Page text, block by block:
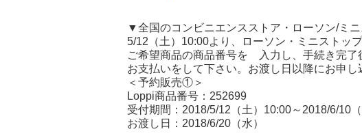
▼全国のコンビニエンスストア・ローソン/ミ
5/12（土）10:00より、ローソン・ミニストッ
ご希望商品の商品番号を 入力し、手続き完了
お支払いをして下さい。お渡し日以降にお申し
＜予約販売①＞
Loppi商品番号：252699
受付期間：2018/5/12（土）10:00～2018/6/10
お渡し日：2018/6/20（水）